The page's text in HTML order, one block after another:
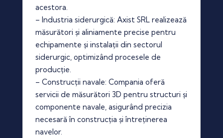
acestora.
– Industria siderurgică: Axist SRL realizează
măsurători și aliniamente precise pentru
echipamente și instalații din sectorul
siderurgic, optimizând procesele de
producție.
– Construcții navale: Compania oferă
servicii de măsurători 3D pentru structuri și
componente navale, asigurând precizia
necesară în construcția și întreținerea
navelor.